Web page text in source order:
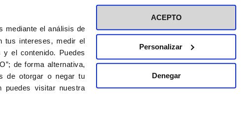
mediante el análisis de
tus intereses, medir el
y el contenido. Puedes
de forma alternativa,
de otorgar o negar tu
puedes visitar nuestra
ACEPTO
Personalizar
Denegar
Inscripción a eventos
Política de privacidad de RRSS
Política de cookies